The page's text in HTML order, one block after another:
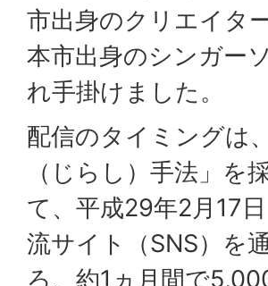
市出身のクリエイタ
本市出身のシンガー
れ手掛けました。
配信のタイミングは
（じらし）手法」を
て、平成29年2月17
流サイト（SNS）を
ろ、約1ヵ月間で